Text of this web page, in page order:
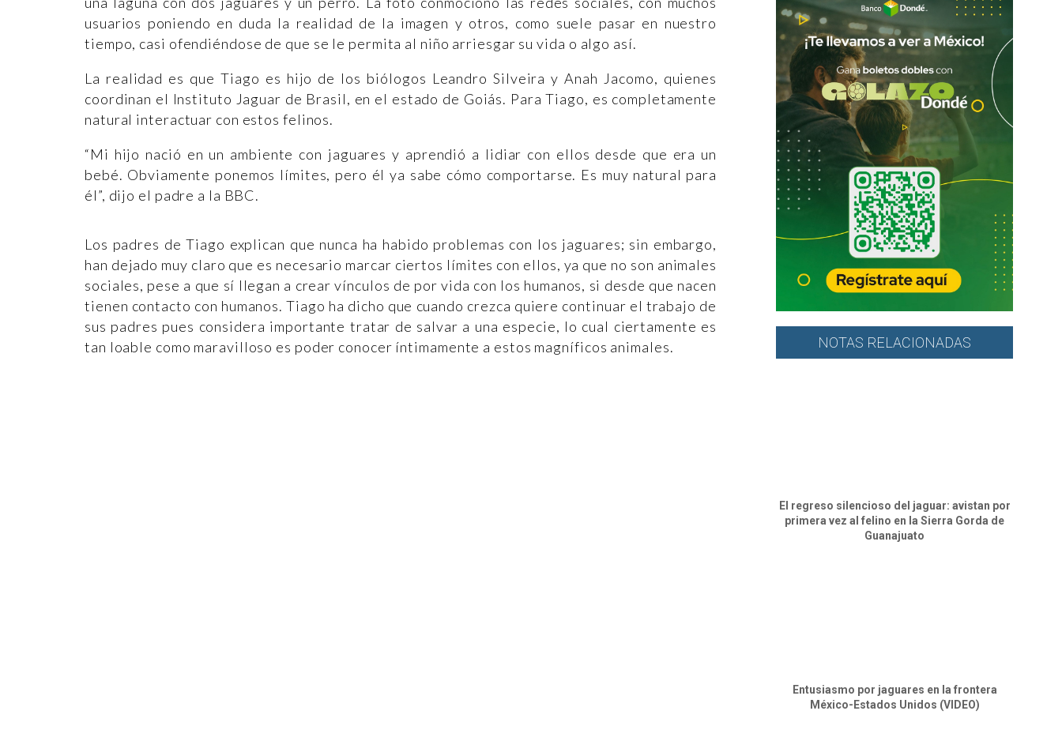
usuarios poniendo en duda la realidad de la imagen y otros, como suele pasar en nuestro
tiempo, casi ofendiéndose de que se le permita al niño arriesgar su vida o algo así.
La realidad es que Tiago es hijo de los biólogos Leandro Silveira y Anah Jacomo, quienes
coordinan el Instituto Jaguar de Brasil, en el estado de Goiás. Para Tiago, es completamente
natural interactuar con estos felinos.
“Mi hijo nació en un ambiente con jaguares y aprendió a lidiar con ellos desde que era un
bebé. Obviamente ponemos límites, pero él ya sabe cómo comportarse. Es muy natural para
él”, dijo el padre a la BBC.
Los padres de Tiago explican que nunca ha habido problemas con los jaguares; sin embargo,
han dejado muy claro que es necesario marcar ciertos límites con ellos, ya que no son animales
sociales, pese a que sí llegan a crear vínculos de por vida con los humanos, si desde que nacen
tienen contacto con humanos. Tiago ha dicho que cuando crezca quiere continuar el trabajo de
sus padres pues considera importante tratar de salvar a una especie, lo cual ciertamente es
tan loable como maravilloso es poder conocer íntimamente a estos magníficos animales.
NOTAS RELACIONADAS
El regreso silencioso del jaguar: avistan por
primera vez al felino en la Sierra Gorda de
Guanajuato
Entusiasmo por jaguares en la frontera
México-Estados Unidos (VIDEO)